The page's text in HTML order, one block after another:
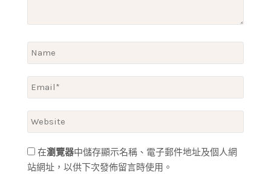
在瀏覽器中儲存顯示名稱、電子郵件地址及個人網
站網址，以供下次發佈留言時使用。